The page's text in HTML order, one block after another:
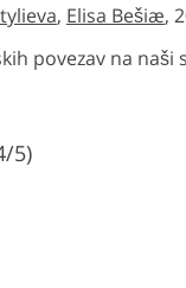
Prekrivanja v
Photoshop teksture
, Elisa Bešiæ,
povezav na
5)